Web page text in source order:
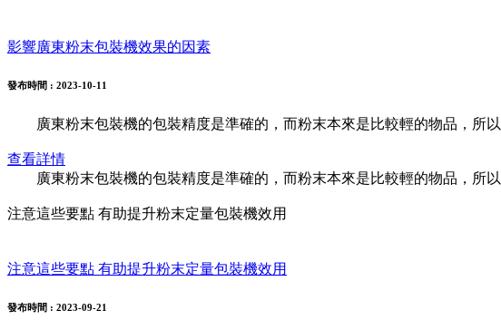
影響廣東粉末包裝機效果的因素
發布時間 : 2023-10-11
廣東粉末包裝機的包裝精度是準確的，而粉末本來是比較輕的物品，所
查看詳情
廣東粉末包裝機的包裝精度是準確的，而粉末本來是比較輕的物品，所
注意這些要點 有助提升粉末定量包裝機效用
注意這些要點 有助提升粉末定量包裝機效用
發布時間 : 2023-09-21